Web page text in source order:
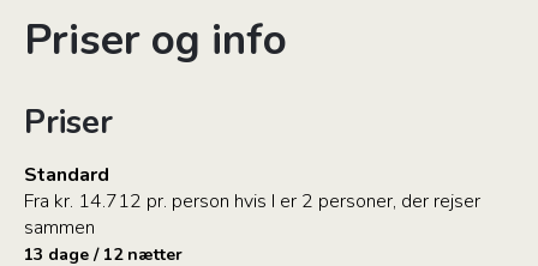
Priser og info
Priser
Standard
Fra kr. 14.712 pr. person hvis I er 2 personer, der rejser
sammen
13 dage / 12 nætter